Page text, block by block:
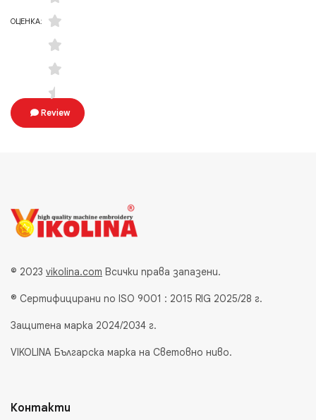
ОЦЕНКА:
Review
© 2023 vikolina.com Всички права запазени.
® Сертифицирани по ISO 9001 : 2015 RIG 2025/28 г.
Защитена марка 2024/2034 г.
VIKOLINA Българска марка на Световно ниво.
Контакти